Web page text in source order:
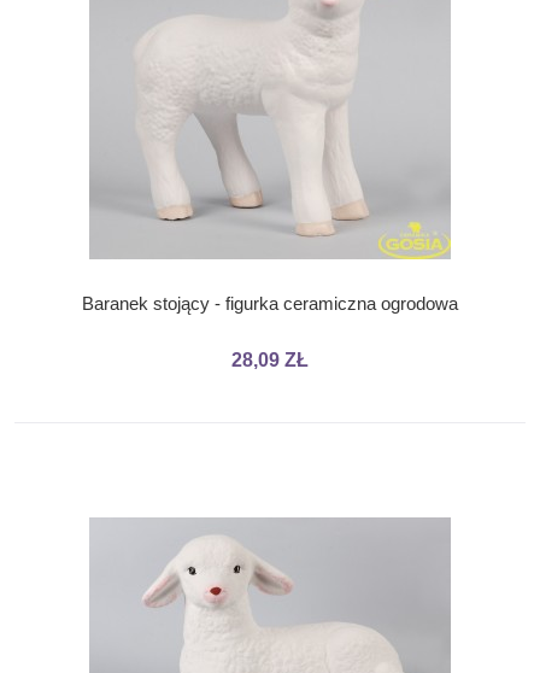
Baranek stojący - figurka ceramiczna ogrodowa
28,09 ZŁ